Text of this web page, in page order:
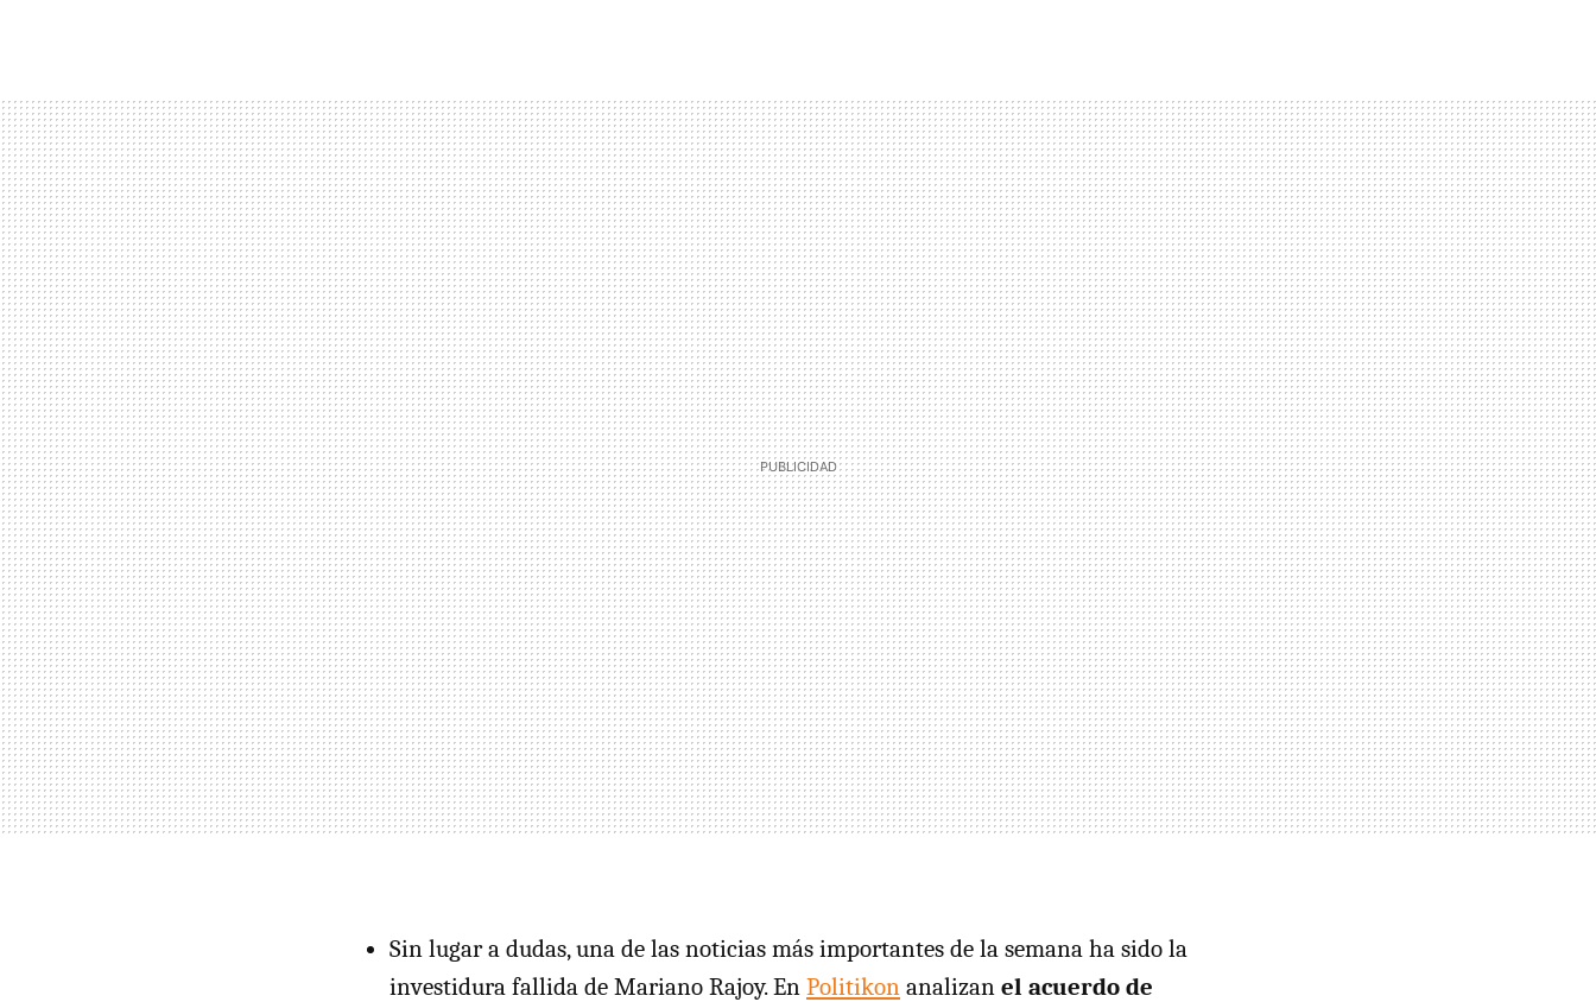
Sin lugar a dudas, una de las noticias más importantes de la semana ha sido la
investidura fallida de Mariano Rajoy. En Politikon analizan el acuerdo de